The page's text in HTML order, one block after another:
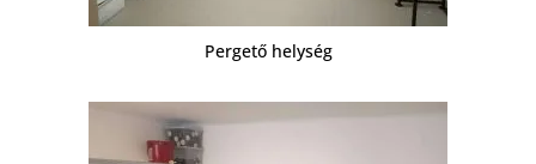
Pergető helység